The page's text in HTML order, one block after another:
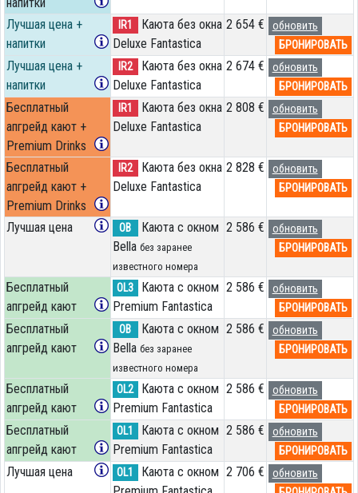
напитки
Лучшая цена +
напитки
IR1
Каюта без окна
Deluxe Fantastica
2 654 €
обновить
БРОНИРОВАТЬ
Лучшая цена +
напитки
IR2
Каюта без окна
Deluxe Fantastica
2 674 €
обновить
БРОНИРОВАТЬ
Бесплатный
апгрейд кают +
Premium Drinks
IR1
Каюта без окна
Deluxe Fantastica
2 808 €
обновить
БРОНИРОВАТЬ
Бесплатный
апгрейд кают +
Premium Drinks
IR2
Каюта без окна
Deluxe Fantastica
2 828 €
обновить
БРОНИРОВАТЬ
Лучшая цена OB
Каюта с окном
Bella без заранее
известного номера
2 586 €
обновить
БРОНИРОВАТЬ
Бесплатный
апгрейд кают
OL3
Каюта с окном
Premium Fantastica
2 586 €
обновить
БРОНИРОВАТЬ
Бесплатный
апгрейд кают
OB
Каюта с окном
Bella без заранее
известного номера
2 586 €
обновить
БРОНИРОВАТЬ
Бесплатный
апгрейд кают
OL2
Каюта с окном
Premium Fantastica
2 586 €
обновить
БРОНИРОВАТЬ
Бесплатный
апгрейд кают
OL1
Каюта с окном
Premium Fantastica
2 586 €
обновить
БРОНИРОВАТЬ
Лучшая цена OL1
Каюта с окном 2 706 €
обновить